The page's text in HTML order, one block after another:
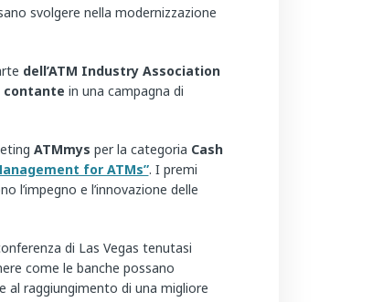
svolgere nella modernizzazione
dell’ATM Industry Association
contante in una campagna di
ATMmys per la categoria Cash
for ATMs”. I premi
l’impegno e l’innovazione delle
di Las Vegas tenutasi
come le banche possano
al raggiungimento di una migliore